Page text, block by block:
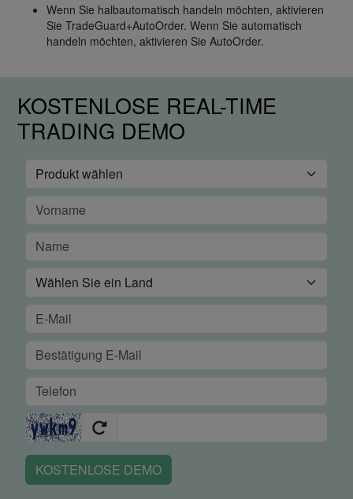
Wenn Sie halbautomatisch handeln möchten, aktivieren
Sie TradeGuard+AutoOrder. Wenn Sie automatisch
handeln möchten, aktivieren Sie AutoOrder.
KOSTENLOSE REAL-TIME
TRADING DEMO
KOSTENLOSE DEMO